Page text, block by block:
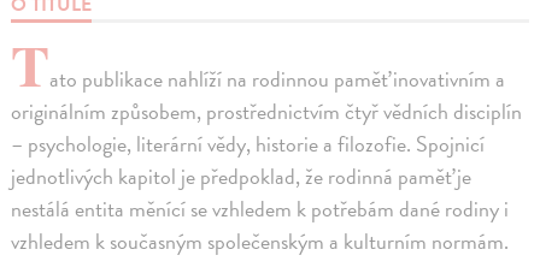
Tato publikace nahlíží na rodinnou paměť inovativním a
originálním způsobem, prostřednictvím čtyř vědních disciplín
– psychologie, literární vědy, historie a filozofie. Spojnicí
jednotlivých kapitol je předpoklad, že rodinná paměť je
nestálá entita měnící se vzhledem k potřebám dané rodiny i
vzhledem k současným společenským a kulturním normám.